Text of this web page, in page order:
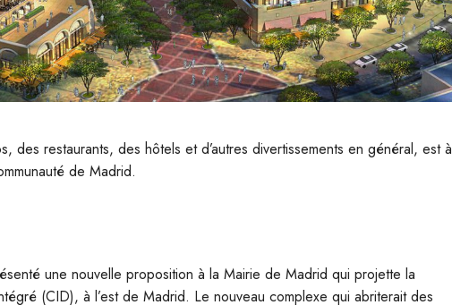
des restaurants, des hôtels et d’autres divertissements en général, est à
de Madrid.
une nouvelle proposition à la Mairie de Madrid qui projette la
(CID), à l’est de Madrid. Le nouveau complexe qui abriterait des